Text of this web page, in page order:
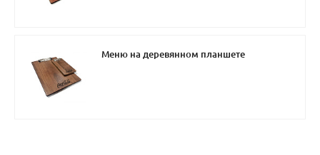
Меню на деревянном планшете